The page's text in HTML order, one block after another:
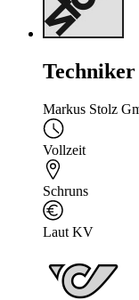
Markus Stolz
Vollzeit
Schruns
Laut KV